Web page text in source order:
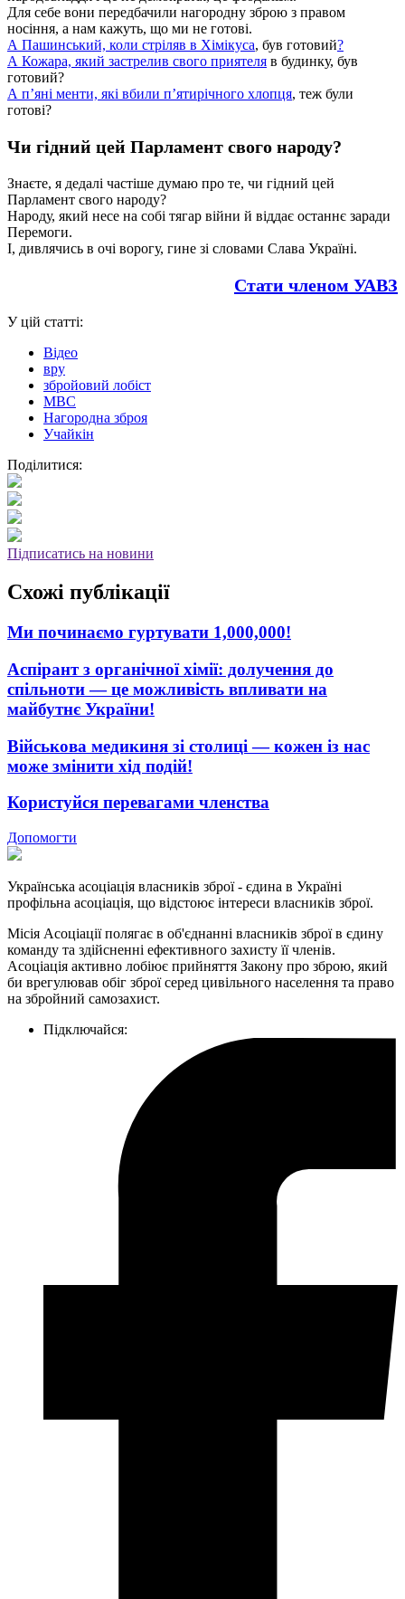
Для себе вони передбачили нагородну зброю з правом
носіння, а нам кажуть, що ми не готові.
А Пашинський, коли стріляв в Хімікуса, був готовий?
А Кожара, який застрелив свого приятеля в будинку, був
готовий?
А п’яні менти, які вбили п’ятирічного хлопця, теж були
готові?
Чи гідний цей Парламент свого народу?
Знаєте, я дедалі частіше думаю про те, чи гідний цей
Парламент свого народу?
Народу, який несе на собі тягар війни й віддає останнє заради
Перемоги.
І, дивлячись в очі ворогу, гине зі словами Слава Україні.
Стати членом УАВЗ
У цій статті:
Відео
вру
збройовий лобіст
МВС
Нагородна зброя
Учайкін
Поділитися:
Підписатись на новини
Схожі публікації
Ми починаємо гуртувати 1,000,000!
Аспірант з органічної хімії: долучення до
спільноти — це можливість впливати на
майбутнє України!
Військова медикиня зі столиці — кожен із нас
може змінити хід подій!
Користуйся перевагами членства
Допомогти
Українська асоціація власників зброї - єдина в Україні
профільна асоціація, що відстоює інтереси власників зброї.
Місія Асоціації полягає в об'єднанні власників зброї в єдину
команду та здійсненні ефективного захисту її членів.
Асоціація активно лобіює прийняття Закону про зброю, який
би врегулював обіг зброї серед цивільного населення та право
на збройний самозахист.
Підключайся: